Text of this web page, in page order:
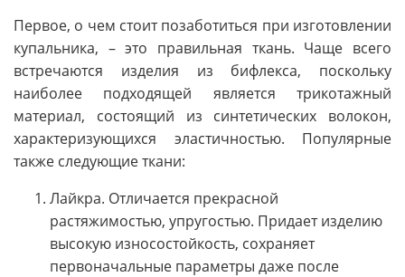
Первое, о чем стоит позаботиться при изготовлении
купальника, – это правильная ткань. Чаще всего
встречаются изделия из бифлекса, поскольку
наиболее подходящей является трикотажный
материал, состоящий из синтетических волокон,
характеризующихся эластичностью. Популярные
также следующие ткани:
Лайкра. Отличается прекрасной
растяжимостью, упругостью. Придает изделию
высокую износостойкость, сохраняет
первоначальные параметры даже после